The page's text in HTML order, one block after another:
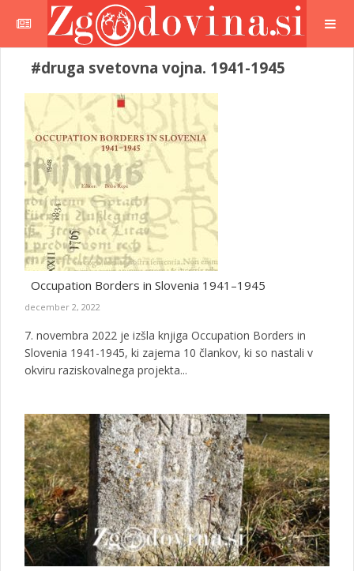
#druga svetovna vojna. 1941-1945
Occupation Borders in Slovenia 1941–1945
december 2, 2022
7. novembra 2022 je izšla knjiga Occupation Borders in
Slovenia 1941-1945, ki zajema 10 člankov, ki so nastali v
okviru raziskovalnega projekta...